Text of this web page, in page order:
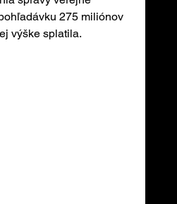
275 miliónov
výške splatila.